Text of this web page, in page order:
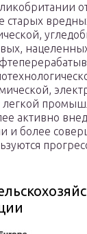
старых
легкой
активно
и более